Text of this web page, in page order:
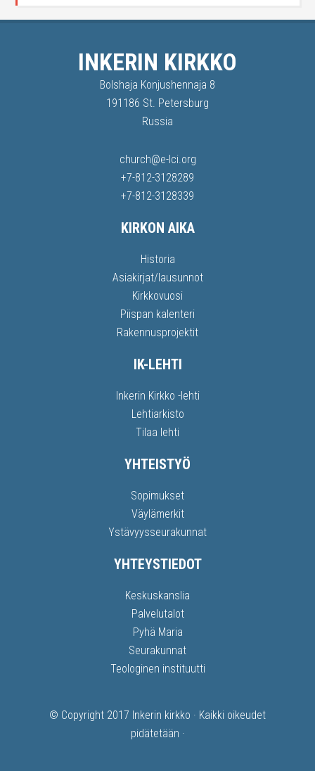
INKERIN KIRKKO
Bolshaja Konjushennaja 8
191186 St. Petersburg
Russia
church@e-lci.org
+7-812-3128289
+7-812-3128339
KIRKON AIKA
Historia
Asiakirjat/lausunnot
Kirkkovuosi
Piispan kalenteri
Rakennusprojektit
IK-LEHTI
Inkerin Kirkko -lehti
Lehtiarkisto
Tilaa lehti
YHTEISTYÖ
Sopimukset
Väylämerkit
Ystävyysseurakunnat
YHTEYSTIEDOT
Keskuskanslia
Palvelutalot
Pyhä Maria
Seurakunnat
Teologinen instituutti
© Copyright 2017 Inkerin kirkko · Kaikki oikeudet
pidätetään ·